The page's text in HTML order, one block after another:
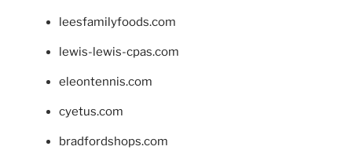
leesfamilyfoods.com
lewis-lewis-cpas.com
eleontennis.com
cyetus.com
bradfordshops.com